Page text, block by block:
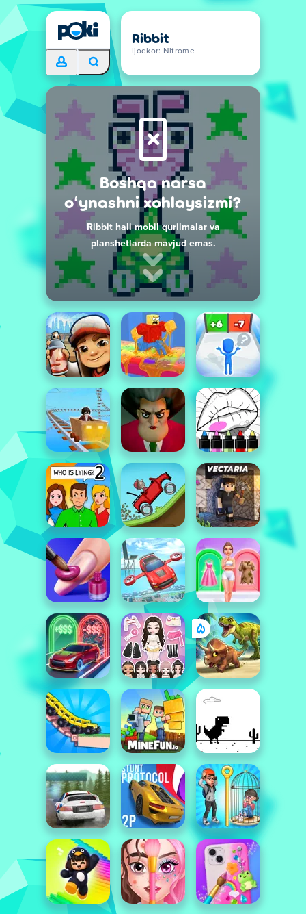
Ribbit
Ijodkor: Nitrome
Boshqa narsa
oʻynashni xohlaysizmi?
Ribbit hali mobil qurilmalar va
planshetlarda mavjud emas.